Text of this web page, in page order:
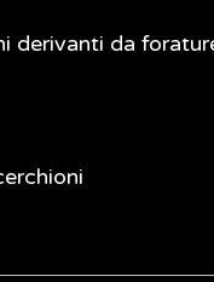
derivanti da